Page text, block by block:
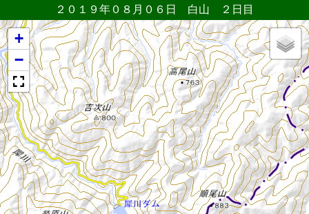
２０１９年０８月０６日 白山 ２日目
+
−